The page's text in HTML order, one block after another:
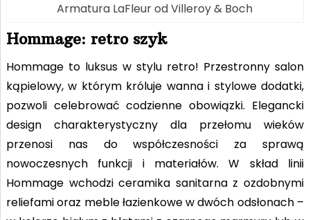
Armatura LaFleur od Villeroy & Boch
Hommage: retro szyk
Hommage to luksus w stylu retro! Przestronny salon
kąpielowy, w którym króluje wanna i stylowe dodatki,
pozwoli celebrować codzienne obowiązki. Elegancki
design charakterystyczny dla przełomu wieków
przenosi nas do współczesności za sprawą
nowoczesnych funkcji i materiałów. W skład linii
Hommage wchodzi ceramika sanitarna z ozdobnymi
reliefami oraz meble łazienkowe w dwóch odsłonach –